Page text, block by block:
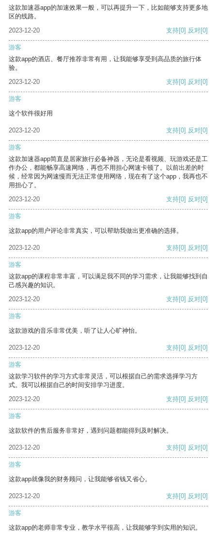
这款加速器app的加速效果一般，可以再提升一下，比如能够支持更多地
区的线路。
2023-12-20
支持[0] 反对[0]
游客
这款app的酒店、餐厅推荐非常有用，让我能够享受到高品质的旅行体
验。
2023-12-20
支持[0] 反对[0]
游客
这个软件很好用
2023-12-20 支持[0] 反对[0]
游客
这款加速器app简直是居家旅行必备神器，无论是看视频、玩游戏还是工
作办公，都能畅享高速网络，再也不用担心网速卡顿了。以前出差的时
候，经常因为网速慢而无法正常使用网络，现在有了这个app，我再也不
用担心了。
2023-12-20
支持[0] 反对[0]
游客
这款app的用户评论非常真实，可以帮助我做出更准确的选择。
2023-12-20 支持[0] 反对[0]
游客
这款app的课程非常丰富，可以满足我不同的学习需求，让我能够找到自
己感兴趣的知识。
2023-12-20
支持[0] 反对[0]
游客
这款游戏的音乐非常优美，听了让人心旷神怡。
2023-12-20 支持[0] 反对[0]
游客
这款学习软件的学习方式非常灵活，可以根据自己的需求选择学习方
式。我可以根据自己的时间安排学习进度。
2023-12-20
支持[0] 反对[0]
游客
这款软件的售后服务非常好，遇到问题都能得到及时解决。
2023-12-20 支持[0] 反对[0]
游客
这款app就像我的财务顾问，让我能够省钱又省心。
2023-12-20 支持[0] 反对[0]
游客
这款app的老师非常专业，教学水平很高，让我能够学到实用的知识。